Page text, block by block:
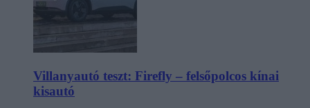
Villanyautó teszt: Firefly – felsőpolcos kínai
kisautó